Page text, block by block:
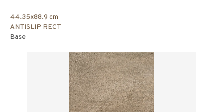
44.35x88.9 cm
ANTISLIP RECT
Base